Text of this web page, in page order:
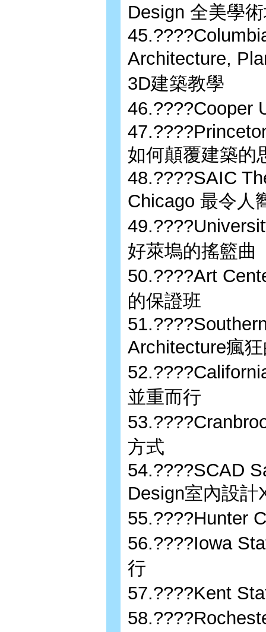
Design 全美學
Architecture,
3D建築教學
46.????Cooper
如何顛覆建築的
48.????SAIC
Chicago 最令人
好萊塢的搖籃曲
50.????Art
的保證班
Architecture瘋
並重而行
方式
54.????SCAD
Design室內設計
55.????Hunter
56.????Iowa
行
57.????Kent